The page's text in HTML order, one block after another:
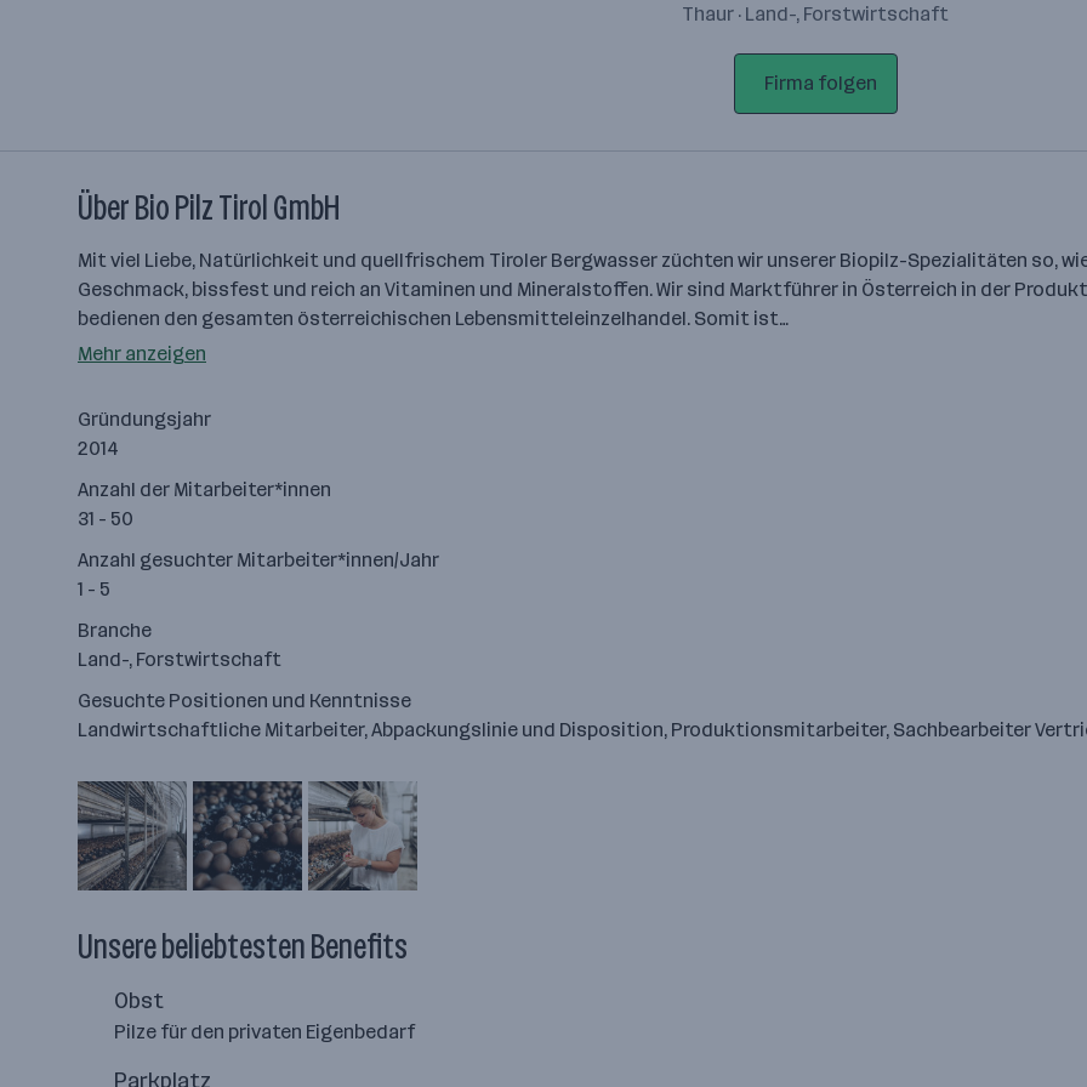
Thaur · Land-, Forstwirtschaft
Firma folgen
Über Bio Pilz Tirol GmbH
Mit viel Liebe, Natürlichkeit und quellfrischem Tiroler Bergwasser züchten wir unserer Biopilz-Spezialitäten so,
Geschmack, bissfest und reich an Vitaminen und Mineralstoffen. Wir sind Marktführer in Österreich in der
bedienen den gesamten österreichischen Lebensmitteleinzelhandel. Somit ist…
Mehr anzeigen
Gründungsjahr
2014
Anzahl der Mitarbeiter*innen
31 - 50
Anzahl gesuchter Mitarbeiter*innen/Jahr
1 - 5
Branche
Land-, Forstwirtschaft
Gesuchte Positionen und Kenntnisse
Landwirtschaftliche Mitarbeiter, Abpackungslinie und Disposition, Produktionsmitarbeiter, Sachbearbeiter
Unsere beliebtesten Benefits
Obst
Pilze für den privaten Eigenbedarf
Parkplatz